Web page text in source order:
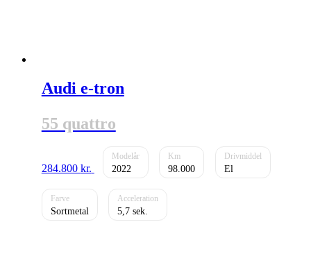
Audi e-tron
55 quattro
284.800 kr. 2022 98.000 El
Sortmetal 5,7